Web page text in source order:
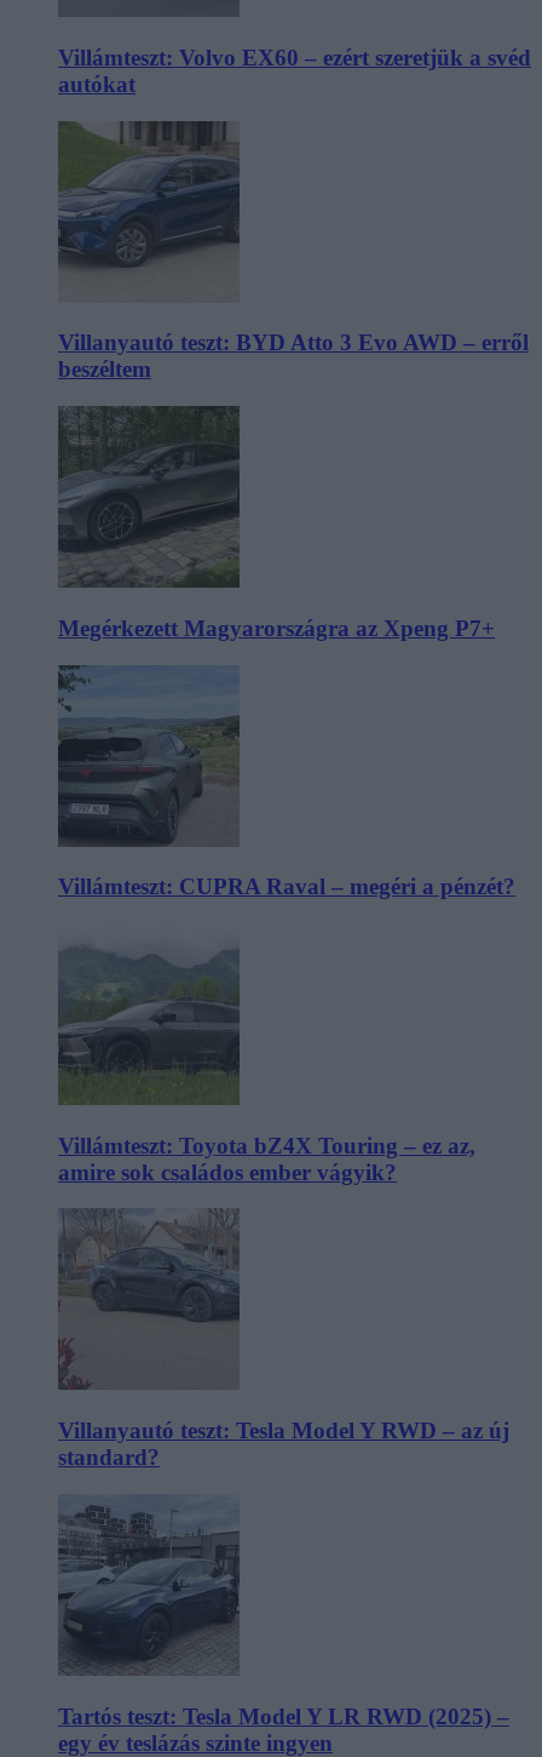
Villámteszt: Volvo EX60 – ezért szeretjük a svéd
autókat
Villanyautó teszt: BYD Atto 3 Evo AWD – erről
beszéltem
Megérkezett Magyarországra az Xpeng P7+
Villámteszt: CUPRA Raval – megéri a pénzét?
Villámteszt: Toyota bZ4X Touring – ez az,
amire sok családos ember vágyik?
Villanyautó teszt: Tesla Model Y RWD – az új
standard?
Tartós teszt: Tesla Model Y LR RWD (2025) –
egy év teslázás szinte ingyen